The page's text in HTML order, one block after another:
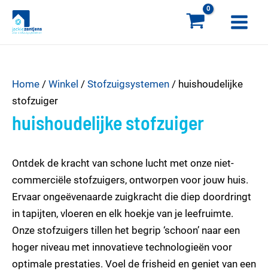
naar
Main
Home / Winkel / Stofzuigsystemen / huishoudelijke
stofzuiger
huishoudelijke stofzuiger
Ontdek de kracht van schone lucht met onze niet-
commerciële stofzuigers, ontworpen voor jouw huis.
Ervaar ongeëvenaarde zuigkracht die diep doordringt
in tapijten, vloeren en elk hoekje van je leefruimte.
Onze stofzuigers tillen het begrip ‘schoon’ naar een
hoger niveau met innovatieve technologieën voor
optimale prestaties. Voel de frisheid en geniet van een